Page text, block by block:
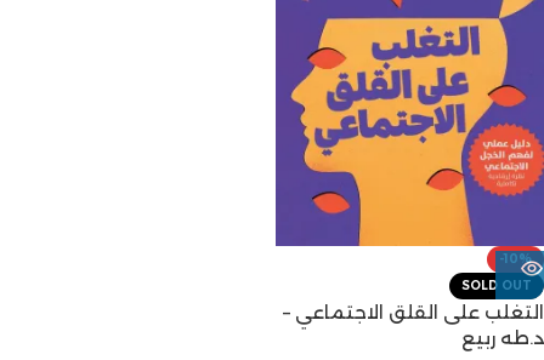
-10%
SOLD OUT
التغلب على القلق الاجتماعي –
د.طه ربيع